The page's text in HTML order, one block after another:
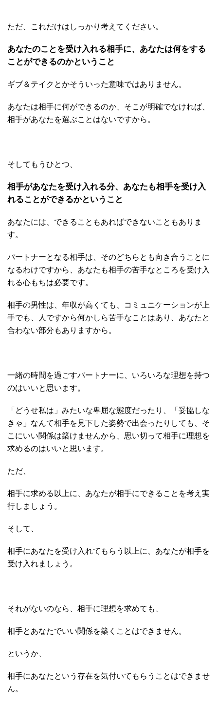
ただ、これだけはしっかり考えてください。
あなたのことを受け入れる相手に、あなたは何をする
ことができるのかということ
ギブ＆テイクとかそういった意味ではありません。
あなたは相手に何ができるのか、そこが明確でなければ、
相手があなたを選ぶことはないですから。
そしてもうひとつ、
相手があなたを受け入れる分、あなたも相手を受け入
れることができるかということ
あなたには、できることもあればできないこともありま
す。
パートナーとなる相手は、そのどちらとも向き合うことに
なるわけですから、あなたも相手の苦手なところを受け入
れる心もちは必要です。
相手の男性は、年収が高くても、コミュニケーションが上
手でも、人ですから何かしら苦手なことはあり、あなたと
合わない部分もありますから。
一緒の時間を過ごすパートナーに、いろいろな理想を持つ
のはいいと思います。
「どうせ私は」みたいな卑屈な態度だったり、「妥協しな
きゃ」なんて相手を見下した姿勢で出会ったりしても、そ
こにいい関係は築けませんから、思い切って相手に理想を
求めるのはいいと思います。
ただ、
相手に求める以上に、あなたが相手にできることを考え実
行しましょう。
そして、
相手にあなたを受け入れてもらう以上に、あなたが相手を
受け入れましょう。
それがないのなら、相手に理想を求めても、
相手とあなたでいい関係を築くことはできません。
というか、
相手にあなたという存在を気付いてもらうことはできませ
ん。